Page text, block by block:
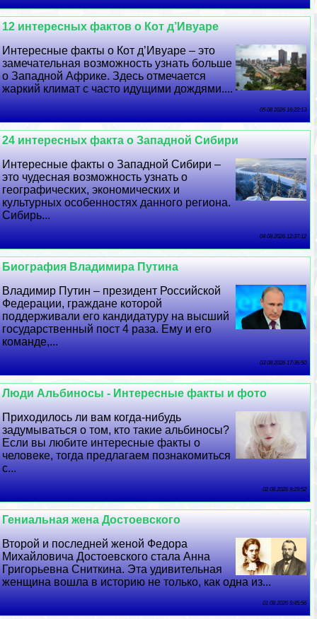
12 интересных фактов о Кот д’Ивуаре
Интересные факты о Кот д’Ивуаре – это
замечательная возможность узнать больше
о Западной Африке. Здесь отмечается
жаркий климат с часто идущими дождями....
05 08 2026 16:22:13
24 интересных факта о Западной Сибири
Интересные факты о Западной Сибири –
это чудесная возможность узнать о
географических, экономических и
культурных особенностях данного региона.
Сибирь...
04 08 2026 12:37:12
Биография Владимира Путина
Владимир Путин – президент Российской
Федерации, граждане которой
поддерживали его кандидатуру на высший
государственный пост 4 раза. Ему и его
комaнде,...
03 08 2026 17:36:50
Люди Альбиносы - Интересные факты и фото
Приходилось ли вам когда-нибудь
задумываться о том, кто такие альбиносы?
Если вы любите интересные факты о
человеке, тогда предлагаем познакомиться
с...
02 08 2026 9:29:52
Гениальная жена Достоевского
Второй и последней женой Федора
Михайловича Достоевского стала Анна
Григорьевна Сниткина. Эта удивительная
женщина вошла в историю не только, как одна из...
01 08 2026 9:45:56